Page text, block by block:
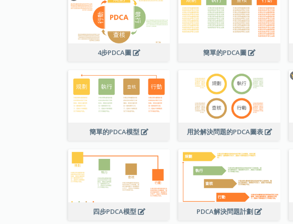
4步PDCA圖 簡單的PDCA圖
簡單的PDCA模型 用於解決問題的PDCA圖表
四步PDCA模型 PDCA解決問題計劃